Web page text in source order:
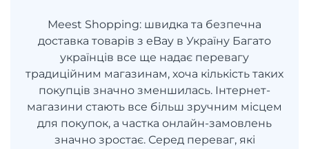
Meest Shopping: швидка та безпечна
доставка товарів з eBay в Україну Багато
українців все ще надає перевагу
традиційним магазинам, хоча кількість таких
покупців значно зменшилась. Інтернет-
магазини стають все більш зручним місцем
для покупок, а частка онлайн-замовлень
значно зростає. Серед переваг, які